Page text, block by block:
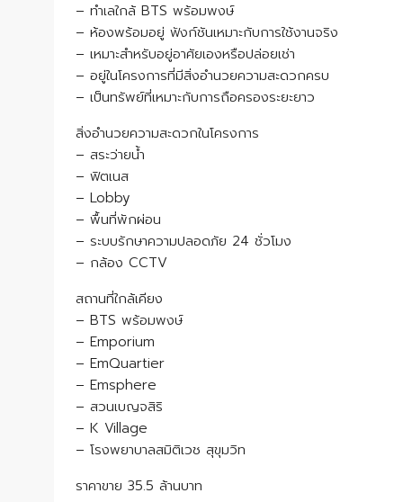
– ทำเลใกล้ BTS พร้อมพงษ์
– ห้องพร้อมอยู่ ฟังก์ชันเหมาะกับการใช้งานจริง
– เหมาะสำหรับอยู่อาศัยเองหรือปล่อยเช่า
– อยู่ในโครงการที่มีสิ่งอำนวยความสะดวกครบ
– เป็นทรัพย์ที่เหมาะกับการถือครองระยะยาว
สิ่งอำนวยความสะดวกในโครงการ
– สระว่ายน้ำ
– ฟิตเนส
– Lobby
– พื้นที่พักผ่อน
– ระบบรักษาความปลอดภัย 24 ชั่วโมง
– กล้อง CCTV
สถานที่ใกล้เคียง
– BTS พร้อมพงษ์
– Emporium
– EmQuartier
– Emsphere
– สวนเบญจสิริ
– K Village
– โรงพยาบาลสมิติเวช สุขุมวิท
ราคาขาย 35.5 ล้านบาท